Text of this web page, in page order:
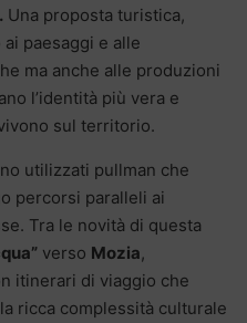
Una proposta turistica,
paesaggi e alle
ma anche alle produzioni
l’identità più vera e
sul territorio.
utilizzati pullman che
percorsi paralleli ai
Tra le novità di questa
verso Mozia,
itinerari di viaggio che
ricca complessità culturale